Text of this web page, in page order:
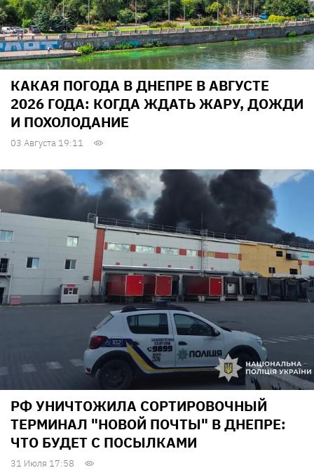
КАКАЯ ПОГОДА В ДНЕПРЕ В АВГУСТЕ
2026 ГОДА: КОГДА ЖДАТЬ ЖАРУ, ДОЖДИ
И ПОХОЛОДАНИЕ
03 Августа 19:11
РФ УНИЧТОЖИЛА СОРТИРОВОЧНЫЙ
ТЕРМИНАЛ "НОВОЙ ПОЧТЫ" В ДНЕПРЕ:
ЧТО БУДЕТ С ПОСЫЛКАМИ
31 Июля 17:58